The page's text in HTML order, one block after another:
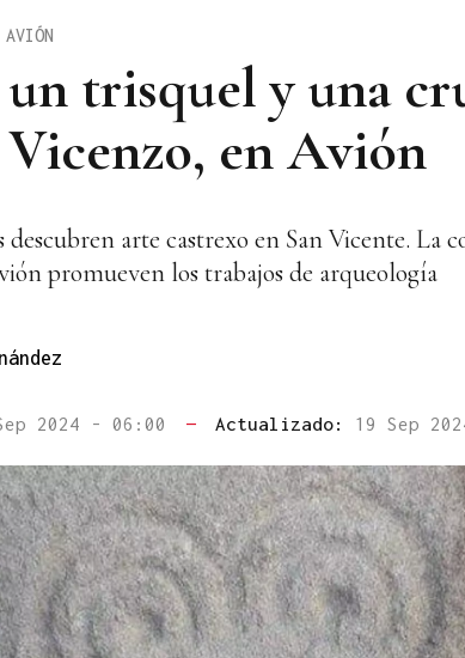
trisquel y una
Vicenzo, en Avión
AVIÓN
descubren arte castrexo en San Vicente. La
promueven los trabajos de arqueología
2024 - 06:00 — Actualizado: 19 Sep